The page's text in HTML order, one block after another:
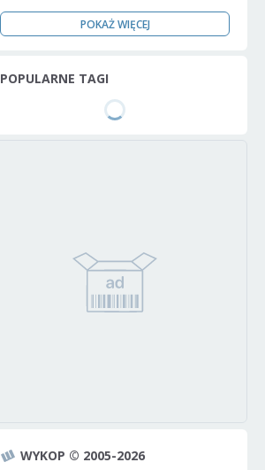
POKAŻ WIĘCEJ
POPULARNE TAGI
WYKOP © 2005-2026